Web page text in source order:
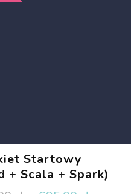
Startowy
+ Scala + Spark)